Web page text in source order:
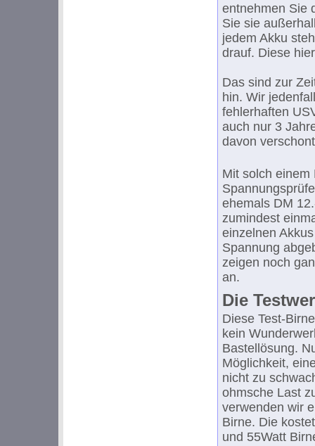
entnehmen Sie
Sie sie
jedem Akku
drauf. Diese
Das sind zur
hin. Wir
fehlerhaften
auch nur 3
davon
Mit solch einem
ehemals DM
zumindest
einzelnen
Spannung
zeigen noch
an.
Die
Diese Test-
kein
Bastellösung.
Möglichkeit,
nicht zu
ohmsche Last
verwenden wir
Birne. Die
und 55Watt